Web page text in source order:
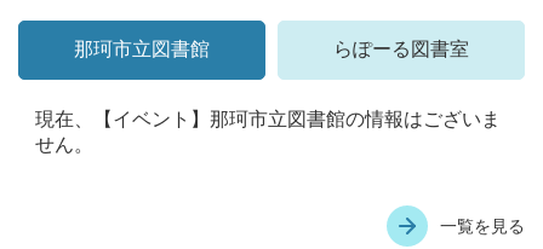
那珂市立図書館 らぽーる図書室
一覧を見る
現在、【イベント】那珂市立図書館の情報はございま
せん。